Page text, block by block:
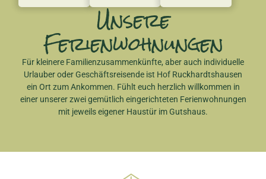
Unsere
Ferienwohnungen
Für kleinere Familienzusammenkünfte, aber auch individuelle
Urlauber oder Geschäftsreisende ist Hof Ruckhardtshausen
ein Ort zum Ankommen. Fühlt euch herzlich willkommen in
einer unserer zwei gemütlich eingerichteten Ferienwohnungen
mit jeweils eigener Haustür im Gutshaus.